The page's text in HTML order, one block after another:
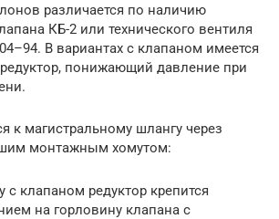
различается по наличию
КБ-2 или технического вентиля
В вариантах с клапаном имеется
понижающий давление при
к магистральному шлангу через
монтажным хомутом:
с клапаном редуктор крепится
на горловину клапана с